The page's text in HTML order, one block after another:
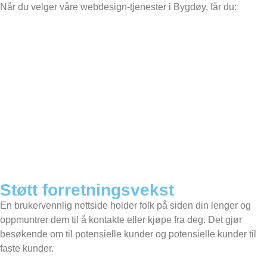
Når du velger våre webdesign-tjenester i Bygdøy, får du:
Støtt forretningsvekst
En brukervennlig nettside holder folk på siden din lenger og
oppmuntrer dem til å kontakte eller kjøpe fra deg. Det gjør
besøkende om til potensielle kunder og potensielle kunder til
faste kunder.